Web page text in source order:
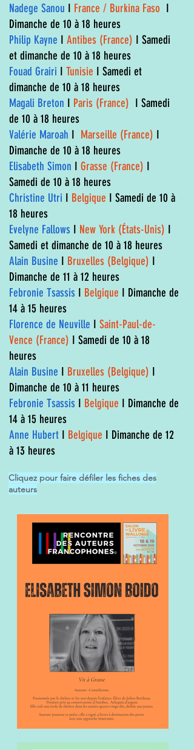
Nadege Sanou I France / Burkina Faso I
Dimanche de 10 à 18 heures
Philip Kayne I Antibes (France) I Samedi
et dimanche de 10 à 18 heures
Fouad Grairi I Tunisie I Samedi et
dimanche de 10 à 18 heures
Magali Breton I Paris (France) I Samedi
de 10 à 18 heures
Valérie Maroah I Marseille (France) I
Dimanche de 10 à 18 heures
Elisabeth Simon I Grasse (France) I
Samedi de 10 à 18 heures
Christine Utri I Belgique I Samedi de 10 à
18 heures
Evelyne Fallows I New York (États-Unis) I
Samedi et dimanche de 10 à 18 heures
Alain Busine I Bruxelles (Belgique) I
Dimanche de 11 à 12 heures
Febronie Tsassis I Belgique I Dimanche de
14 à 15 heures
Florence de Neuville I Saint-Paul-de-
Vence (France) I Samedi de 10 à 18
heures
Alain Busine I Bruxelles (Belgique) I
Dimanche de 10 à 11 heures
Febronie Tsassis I Belgique I Dimanche de
14 à 15 heures
Anne Hubert I Belgique I Dimanche de 12
à 13 heures
Cliquez pour faire défiler les fiches des
auteurs